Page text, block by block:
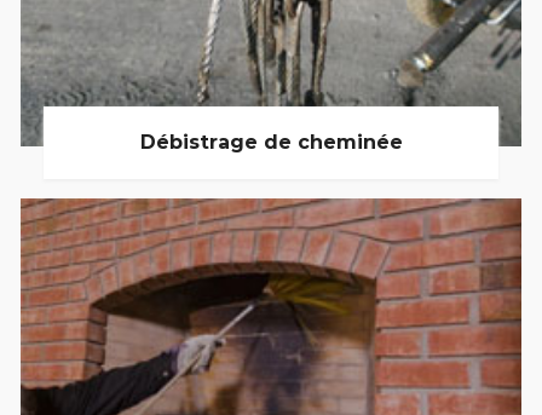
Débistrage de cheminée